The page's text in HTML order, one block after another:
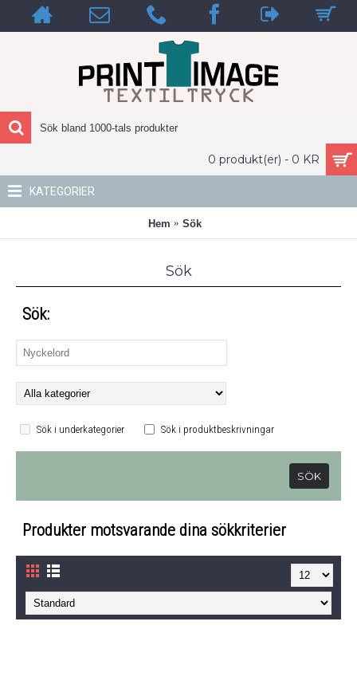
0 produkt(er) - 0 KR
KATEGORIER
Hem Sök
Sök
Sök:
Sök i underkategorier Sök i produktbeskrivningar
Produkter motsvarande dina sökkriterier